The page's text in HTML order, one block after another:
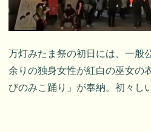
万灯みたま祭の初日には、一般
余りの独身女性が紅白の巫女の
びのみこ踊り」が奉納。初々し